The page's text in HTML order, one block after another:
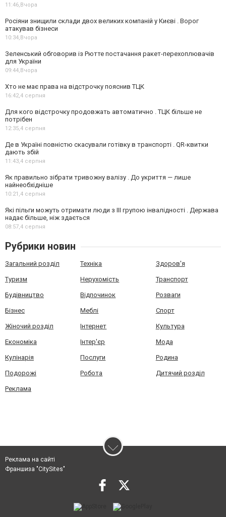
11:46,Вчора
Росіяни знищили склади двох великих компаній у Києві . Ворог
атакував бізнеси
10:34,Вчора
Зеленський обговорив із Рютте постачання ракет-перехоплювачів
для України
09:44,Вчора
Хто не має права на відстрочку пояснив ТЦК
16:42,4 серпня
Для кого відстрочку продовжать автоматично . ТЦК більше не
потрібен
12:35,4 серпня
Де в Україні повністю скасували готівку в транспорті . QR-квитки
дають збій
11:43,4 серпня
Як правильно зібрати тривожну валізу . До укриття — лише
найнеобхідніше
10:21,4 серпня
Які пільги можуть отримати люди з III групою інвалідності . Держава
надає більше, ніж здається
08:57,4 серпня
Рубрики новин
Загальний розділ Техніка Здоров'я
Туризм Нерухомість Транспорт
Будівництво Відпочинок Розваги
Бізнес Меблі Спорт
Жіночий розділ Інтернет Культура
Економіка Інтер'єр Мода
Кулінарія Послуги Родина
Подорожі Робота Дитячий розділ
Реклама
Реклама на сайті
Франшиза "CitySites"